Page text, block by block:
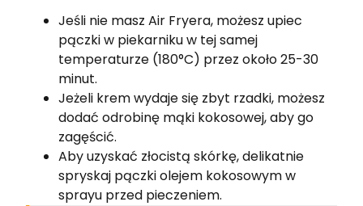
Jeśli nie masz Air Fryera, możesz upiec
pączki w piekarniku w tej samej
temperaturze (180°C) przez około 25-30
minut.
Jeżeli krem wydaje się zbyt rzadki, możesz
dodać odrobinę mąki kokosowej, aby go
zagęścić.
Aby uzyskać złocistą skórkę, delikatnie
spryskaj pączki olejem kokosowym w
sprayu przed pieczeniem.